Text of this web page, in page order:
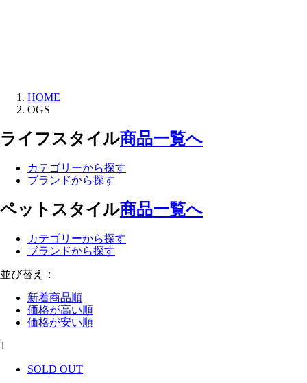
HOME
OGS
ライフスタイル商品一覧へ
カテゴリーから探す
ブランドから探す
ペットスタイル商品一覧へ
カテゴリーから探す
ブランドから探す
並び替え：
新着商品順
価格が高い順
価格が安い順
1
SOLD OUT